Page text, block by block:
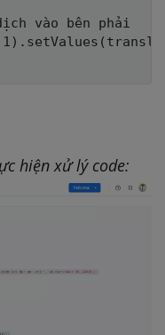
vào bên phải
hiện xử lý code: